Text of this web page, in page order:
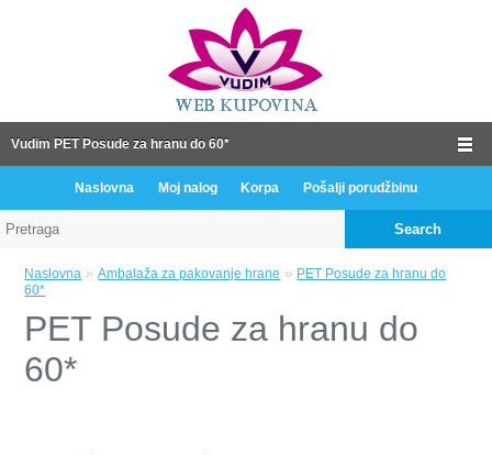
Vudim PET Posude za hranu do 60*
Naslovna Moj nalog Korpa Pošalji porudžbinu
Search
Naslovna »Ambalaža za pakovanje hrane » PET Posude za hranu do
60*
PET Posude za hranu do
60*